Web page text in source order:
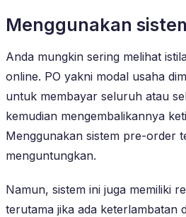
Menggunakan
Anda mungkin sering melihat
online. PO yakni modal usaha
untuk membayar seluruh atau
kemudian mengembalikannya
Menggunakan sistem pre-order
menguntungkan.
Namun, sistem ini juga memiliki
terutama jika ada keterlambatan